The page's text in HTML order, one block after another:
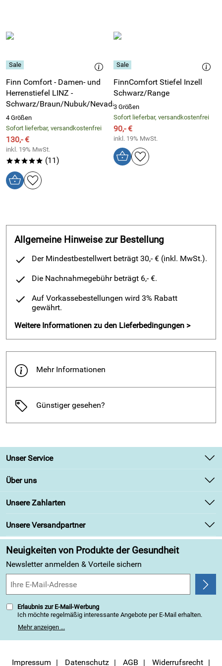
Finn Comfort - Damen- und
Herrenstiefel LINZ -
Schwarz/Braun/Nubuk/Nevada
4 Größen
Sofort lieferbar, versandkostenfrei
130,- €
inkl. 19% MwSt.
***** (11)
FinnComfort Stiefel Inzell
Schwarz/Range
3 Größen
Sofort lieferbar, versandkostenfrei
90,- €
inkl. 19% MwSt.
Allgemeine Hinweise zur Bestellung
Der Mindestbestellwert beträgt 30,- € (inkl. MwSt.).
Die Nachnahmegebühr beträgt 6,- €.
Auf Vorkassebestellungen wird 3% Rabatt
gewährt.
Weitere Informationen zu den Lieferbedingungen >
Mehr Informationen
Günstiger gesehen?
Unser Service
Kontakt
Retourenabwicklung
Lieferbedingungen
Über uns
Unsere Bestseller
Angebote
Kundenbewertungen (313)
4,9/5
Unsere Zahlarten
Unsere Versandpartner
Neuigkeiten von Produkte der Gesundheit
Newsletter anmelden & Vorteile sichern
Erlaubnis zur E-Mail-Werbung
Ich möchte regelmäßig interessante Angebote per E-Mail erhalten.
weitergegeben. Zu statistischen Zwecken wird in anonymer Form
kann ich jederzeit mit Wirkung für die Zukunft widerrufen, indem ich
Mehr anzeigen ...
Impressum Datenschutz AGB Widerrufsrecht